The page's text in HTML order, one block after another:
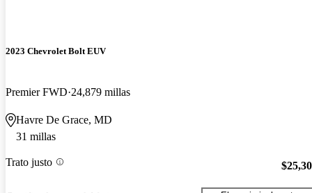
2023 Chevrolet Bolt EUV
Premier FWD 24,879 millas
Havre De Grace, MD
31 millas
Trato justo